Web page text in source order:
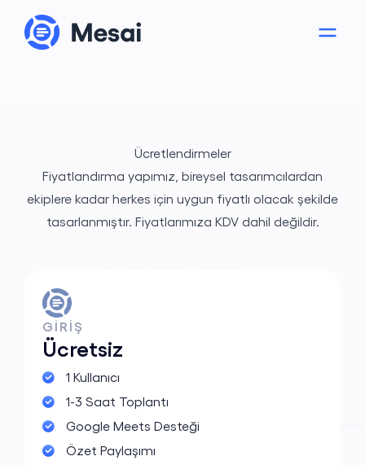
Ücretlendirmeler
Fiyatlandırma yapımız, bireysel tasarımcılardan
ekiplere kadar herkes için uygun fiyatlı olacak şekilde
tasarlanmıştır. Fiyatlarımıza KDV dahil değildir.
GİRİŞ
Ücretsiz
1 Kullanıcı
1-3 Saat Toplantı
Google Meets Desteği
Özet Paylaşımı